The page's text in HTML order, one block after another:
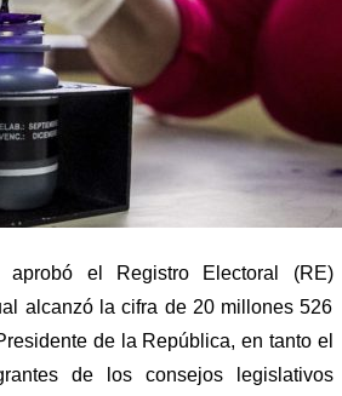
el Registro Electoral (RE)
alcanzó la cifra de 20 millones 526
de la República, en tanto el
de los consejos legislativos